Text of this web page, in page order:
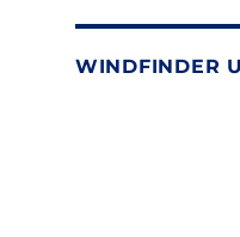
WINDFINDER